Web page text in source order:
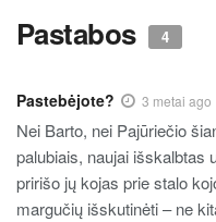
Pastabos 4
Pastebėjote? 3 metai ago
Nei Barto, nei Pajūriečio
palubiais, naujai išskalbtas
pririšo jų kojas prie stalo
margučių išskutinėti – ne